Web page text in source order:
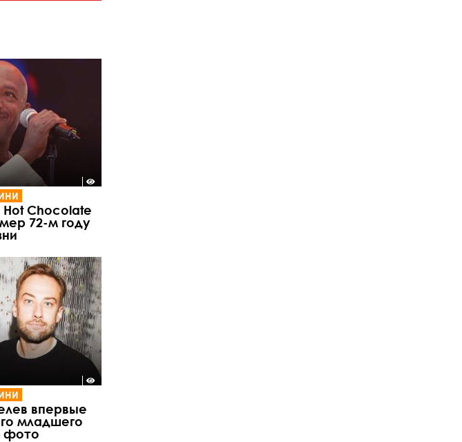
Chocolate
72-м году
впервые
младшего
фото